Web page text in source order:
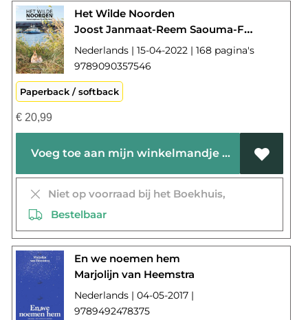
Het Wilde Noorden
Joost Janmaat-Reem Saouma-Freek Vonk-Marjolijn Van Heemstra
Nederlands | 15-04-2022 | 168 pagina's
9789090357546
Paperback / softback
€20,99
Voeg toe aan mijn winkelmandje
Niet op voorraad bij het Boekhuis,
Bestelbaar
En we noemen hem
Marjolijn van Heemstra
Nederlands | 04-05-2017 |
9789492478375